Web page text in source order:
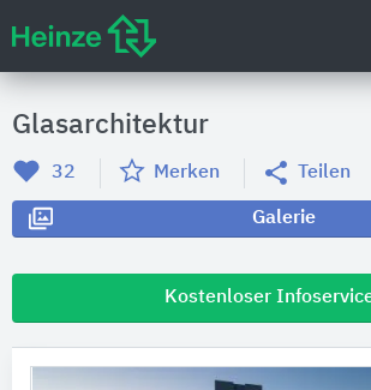
Glasarchitektur
32 Merken Teilen
Galerie
Kostenloser